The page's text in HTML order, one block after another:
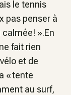
le tennis
pas penser à
! ».En
fait rien
et de
« tente
au surf,